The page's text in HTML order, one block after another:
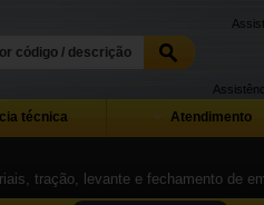
técnica Atendimento
tração, levante e fechamento de